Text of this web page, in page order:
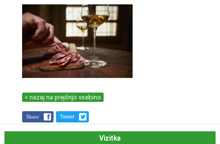
< nazaj na prejšnjo vsebino
Share Tweet
Vizitka